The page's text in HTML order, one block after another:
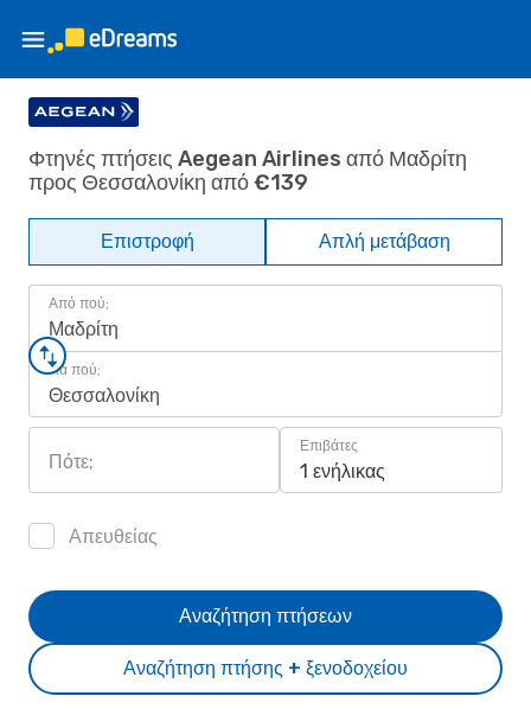
Φτηνές πτήσεις Aegean Airlines από Μαδρίτη
προς Θεσσαλονίκη από €139
Επιστροφή Απλή μετάβαση
Από πού;
Μαδρίτη
Για πού;
Θεσσαλονίκη
Πότε;
Επιβάτες
1 ενήλικας
Απευθείας
Αναζήτηση πτήσης + ξενοδοχείου
Αναζήτηση πτήσεων